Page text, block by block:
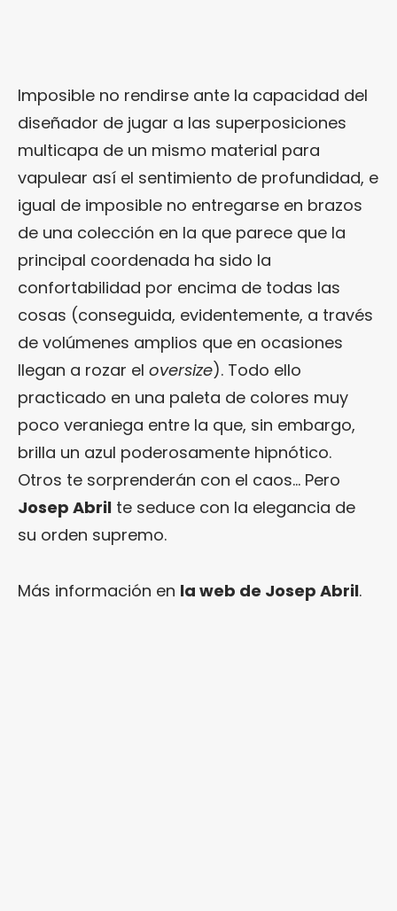
Imposible no rendirse ante la capacidad del
diseñador de jugar a las superposiciones
multicapa de un mismo material para
vapulear así el sentimiento de profundidad, e
igual de imposible no entregarse en brazos
de una colección en la que parece que la
principal coordenada ha sido la
confortabilidad por encima de todas las
cosas (conseguida, evidentemente, a través
de volúmenes amplios que en ocasiones
llegan a rozar el oversize). Todo ello
practicado en una paleta de colores muy
poco veraniega entre la que, sin embargo,
brilla un azul poderosamente hipnótico.
Otros te sorprenderán con el caos… Pero
Josep Abril te seduce con la elegancia de
su orden supremo.
Más información en la web de Josep Abril.